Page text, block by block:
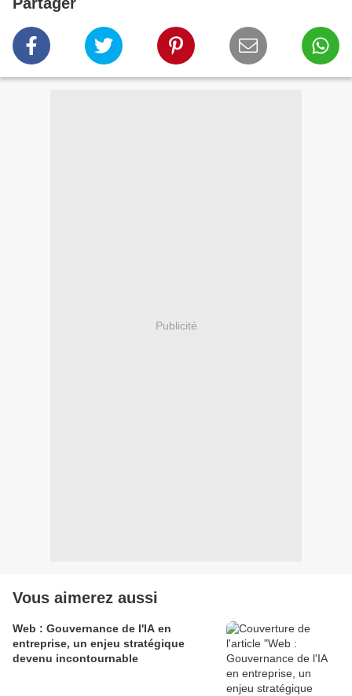
Publicité
Vous aimerez aussi
Web : Gouvernance de l'IA en
entreprise, un enjeu stratégique
devenu incontournable